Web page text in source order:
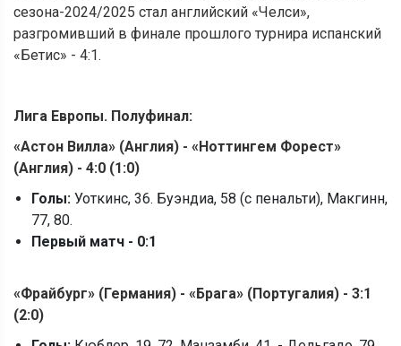
сезона-2024/2025 стал английский «Челси»,
разгромивший в финале прошлого турнира испанский
«Бетис» - 4:1.
Лига Европы. Полуфинал:
«Астон Вилла» (Англия) - «Ноттингем Форест»
(Англия) - 4:0 (1:0)
Голы: Уоткинс, 36. Буэндиа, 58 (с пенальти), Макгинн,
77, 80.
Первый матч - 0:1
«Фрайбург» (Германия) - «Брага» (Португалия) - 3:1
(2:0)